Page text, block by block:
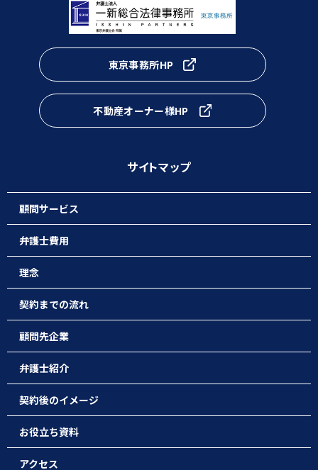
東京事務所HP
不動産オーナー様HP
サイトマップ
顧問サービス
弁護士費用
理念
契約までの流れ
顧問先企業
弁護士紹介
契約後のイメージ
お役立ち資料
アクセス